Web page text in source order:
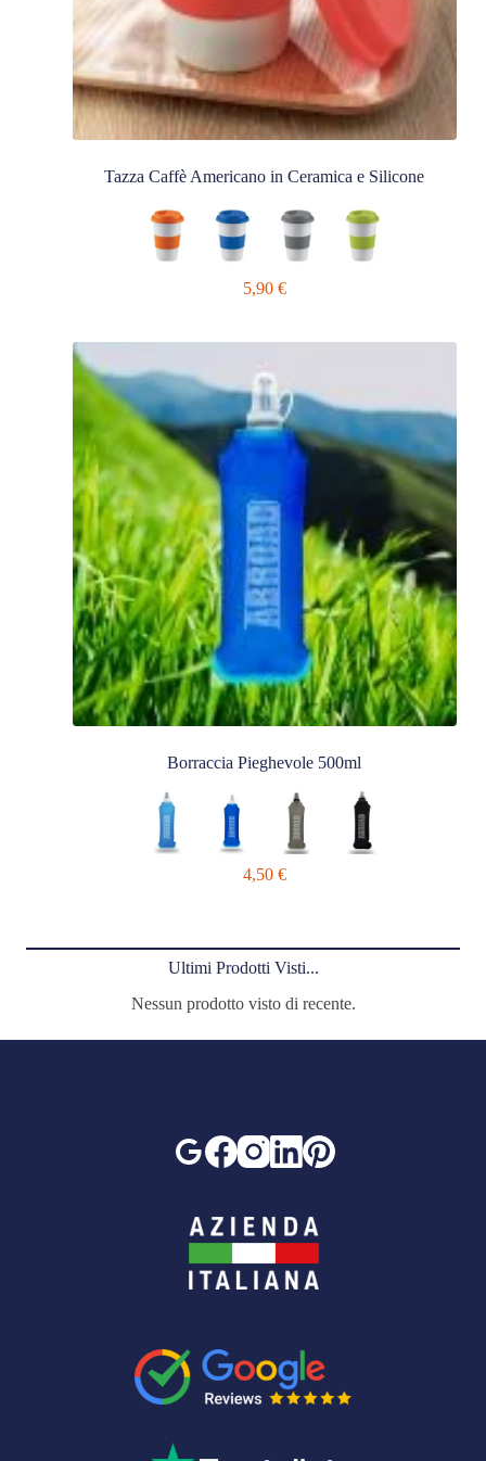
Tazza Caffè Americano in Ceramica e Silicone
5,90 €
Borraccia Pieghevole 500ml
4,50 €
Ultimi Prodotti Visti...
Nessun prodotto visto di recente.